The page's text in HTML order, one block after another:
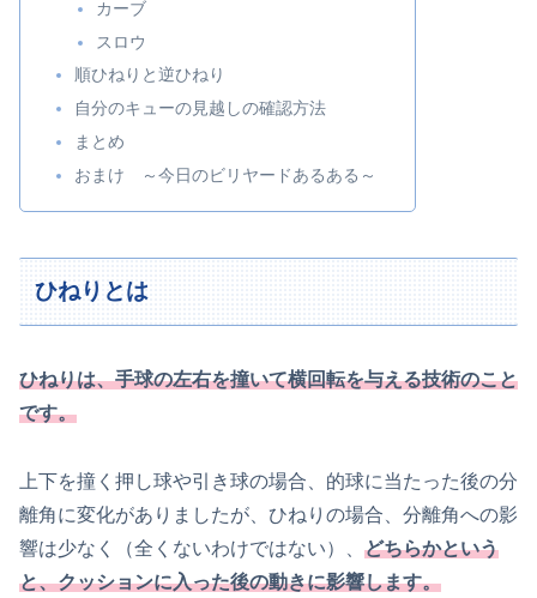
カーブ
スロウ
順ひねりと逆ひねり
自分のキューの見越しの確認方法
まとめ
おまけ ～今日のビリヤードあるある～
ひねりとは
ひねりは、手球の左右を撞いて横回転を与える技術のこと
です。
上下を撞く押し球や引き球の場合、的球に当たった後の分
離角に変化がありましたが、ひねりの場合、分離角への影
響は少なく（全くないわけではない）、 どちらかという
と、クッションに入った後の動きに影響します。